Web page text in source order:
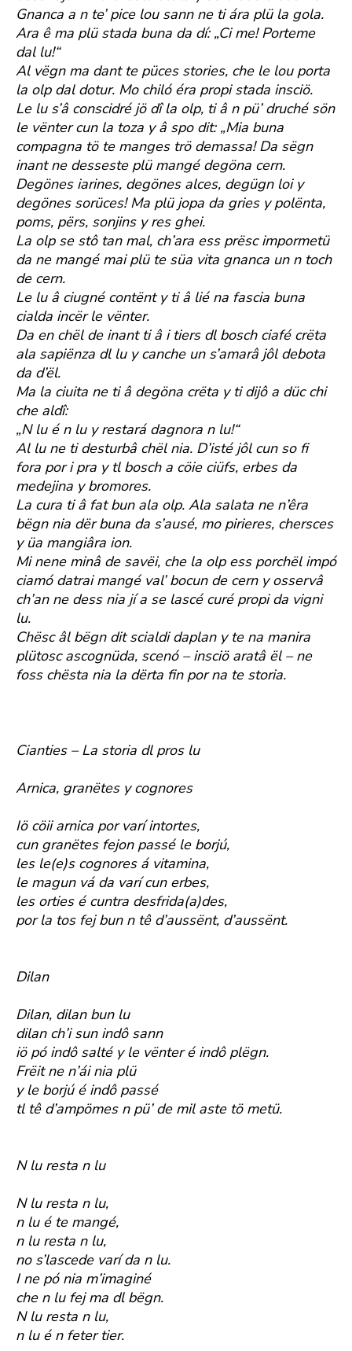
Gnanca a n te’ pice lou sann ne ti ára plü la gola.
Ara ê ma plü stada buna da dí: „Ci me! Porteme
dal lu!“
Al vëgn ma dant te püces stories, che le lou porta
la olp dal dotur. Mo chiló éra propi stada insciö.
Le lu s’â conscidré jö dî la olp, ti â n pü’ druché sön
le vënter cun la toza y â spo dit: „Mia buna
compagna tö te manges trö demassa! Da sëgn
inant ne desseste plü mangé degöna cern.
Degönes iarines, degönes alces, degügn loi y
degönes sorüces! Ma plü jopa da gries y polënta,
poms, përs, sonjins y res ghei.
La olp se stô tan mal, ch’ara ess prësc impormetü
da ne mangé mai plü te süa vita gnanca un n toch
de cern.
Le lu â ciugné contënt y ti â lié na fascia buna
cialda incër le vënter.
Da en chël de inant ti â i tiers dl bosch ciafé crëta
ala sapiënza dl lu y canche un s’amarâ jôl debota
da d’ël.
Ma la ciuita ne ti â degöna crëta y ti dijô a düc chi
che aldî:
„N lu é n lu y restará dagnora n lu!“
Al lu ne ti desturbâ chël nia. D’isté jôl cun so fi
fora por i pra y tl bosch a cöie ciüfs, erbes da
medejina y bromores.
La cura ti â fat bun ala olp. Ala salata ne n’êra
bëgn nia dër buna da s’ausé, mo pirieres, chersces
y üa mangiâra ion.
Mi nene minâ de savëi, che la olp ess porchël impó
ciamó datrai mangé val’ bocun de cern y osservâ
ch’an ne dess nia jí a se lascé curé propi da vigni
lu.
Chësc âl bëgn dit scialdi daplan y te na manira
plütosc ascognüda, scenó – insciö aratâ ël – ne
foss chësta nia la dërta fin por na te storia.
Cianties – La storia dl pros lu
Arnica, granëtes y cognores
Iö cöii arnica por varí intortes,
cun granëtes fejon passé le borjú,
les le(e)s cognores á vitamina,
le magun vá da varí cun erbes,
les orties é cuntra desfrida(a)des,
por la tos fej bun n tê d’aussënt, d’aussënt.
Dilan
Dilan, dilan bun lu
dilan ch’i sun indô sann
iö pó indô salté y le vënter é indô plëgn.
Frëit ne n’ái nia plü
y le borjú é indô passé
tl tê d’ampömes n pü’ de mil aste tö metü.
N lu resta n lu
N lu resta n lu,
n lu é te mangé,
n lu resta n lu,
no s’lascede varí da n lu.
I ne pó nia m’imaginé
che n lu fej ma dl bëgn.
N lu resta n lu,
n lu é n feter tier.